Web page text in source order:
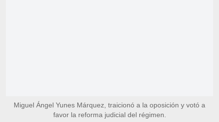
Miguel Ángel Yunes Márquez, traicionó a la oposición y votó a
favor la reforma judicial del régimen.